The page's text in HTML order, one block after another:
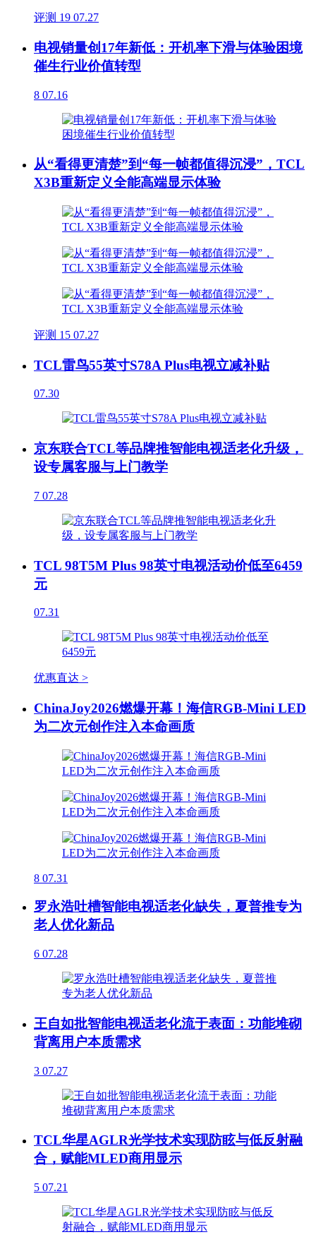
评测 19 07.27
电视销量创17年新低：开机率下滑与体验困境
催生行业价值转型
8 07.16
从“看得更清楚”到“每一帧都值得沉浸”，TCL
X3B重新定义全能高端显示体验
评测 15 07.27
TCL雷鸟55英寸S78A Plus电视立减补贴
07.30
京东联合TCL等品牌推智能电视适老化升级，
设专属客服与上门教学
7 07.28
TCL 98T5M Plus 98英寸电视活动价低至6459
元
07.31
优惠直达 >
ChinaJoy2026燃爆开幕！海信RGB-Mini LED
为二次元创作注入本命画质
8 07.31
罗永浩吐槽智能电视适老化缺失，夏普推专为
老人优化新品
6 07.28
王自如批智能电视适老化流于表面：功能堆砌
背离用户本质需求
3 07.27
TCL华星AGLR光学技术实现防眩与低反射融
合，赋能MLED商用显示
5 07.21